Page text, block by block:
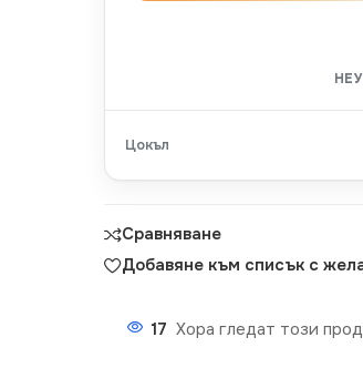
Цокъл
Сравняване
Добавяне към списък с
17 Хора гледат този